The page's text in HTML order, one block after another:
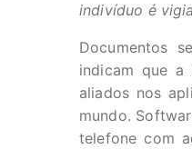
indivíduo é
Documentos
indicam que a
aliados nos
mundo.
telefone com